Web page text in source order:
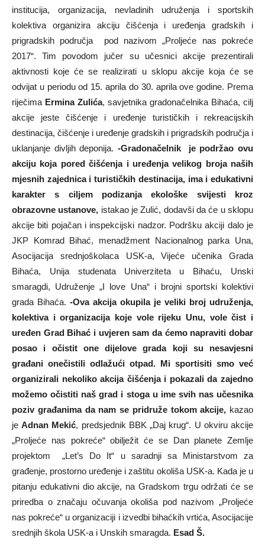
institucija, organizacija, nevladinih udruženja i sportskih
kolektiva organizira akciju čišćenja i uređenja gradskih i
prigradskih područja pod nazivom „Proljeće nas pokreće
2017“. Tim povodom jučer su učesnici akcije prezentirali
aktivnosti koje će se realizirati u sklopu akcije koja će se
odvijat u periodu od 15. aprila do 30. aprila ove godine. Prema
riječima Ermina Zulića, savjetnika gradonačelnika Bihaća, cilj
akcije jeste čišćenje i uređenje turističkih i rekreacijskih
destinacija, čišćenje i uređenje gradskih i prigradskih područja i
uklanjanje divljih deponija. -Gradonačelnik je podržao ovu
akciju koja pored čišćenja i uređenja velikog broja naših
mjesnih zajednica i turističkih destinacija, ima i edukativni
karakter s ciljem podizanja ekološke svijesti kroz
obrazovne ustanove, istakao je Zulić, dodavši da će u sklopu
akcije biti pojačan i inspekcijski nadzor. Podršku akciji dalo je
JKP Komrad Bihać, menadžment Nacionalnog parka Una,
Asocijacija srednjoškolaca USK-a, Vijeće učenika Grada
Bihaća, Unija studenata Univerziteta u Bihaću, Unski
smaragdi, Udruženje „I love Una“ i brojni sportski kolektivi
grada Bihaća. -Ova akcija okupila je veliki broj udruženja,
kolektiva i organizacija koje vole rijeku Unu, vole čist i
uređen Grad Bihać i uvjeren sam da ćemo napraviti dobar
posao i očistit one dijelove grada koji su nesavjesni
građani onečistili odlažući otpad. Mi sportisiti smo već
organizirali nekoliko akcija čišćenja i pokazali da zajedno
možemo očistiti naš grad i stoga u ime svih nas učesnika
poziv građanima da nam se pridruže tokom akcije, kazao
jeAdnan Mekić, predsjednik BBK „Daj krug“. U okviru akcije
„Proljeće nas pokreće“ obilježit će se Dan planete Zemlje
projektom „Let’s Do It“ u saradnji sa Ministarstvom za
građenje, prostorno uređenje i zaštitu okoliša USK-a. Kada je u
pitanju edukativni dio akcije, na Gradskom trgu održati će se
priredba o značaju očuvanja okoliša pod nazivom „Proljeće
nas pokreće“ u organizaciji i izvedbi bihaćkih vrtića, Asocijacije
srednjih škola USK-a i Unskih smaragda. Esad Š.